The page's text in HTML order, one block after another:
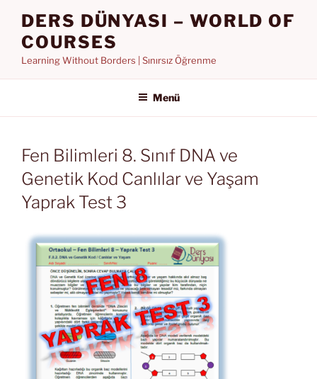
DERS DÜNYASI – WORLD OF
COURSES
Learning Without Borders | Sınırsız Öğrenme
Menü
Fen Bilimleri 8. Sınıf DNA ve
Genetik Kod Canlılar ve Yaşam
Yaprak Test 3